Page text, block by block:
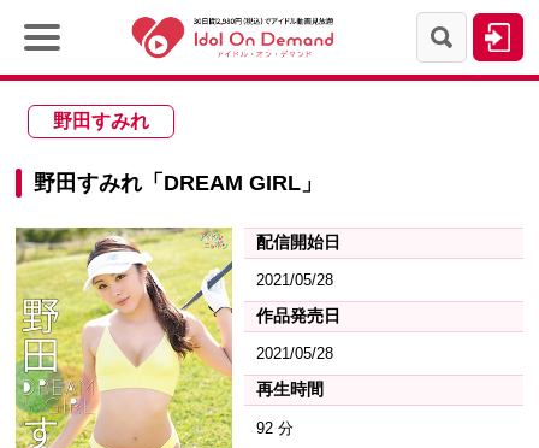
野田すみれ
野田すみれ「DREAM GIRL」
配信開始日
2021/05/28
作品発売日
2021/05/28
再生時間
92 分